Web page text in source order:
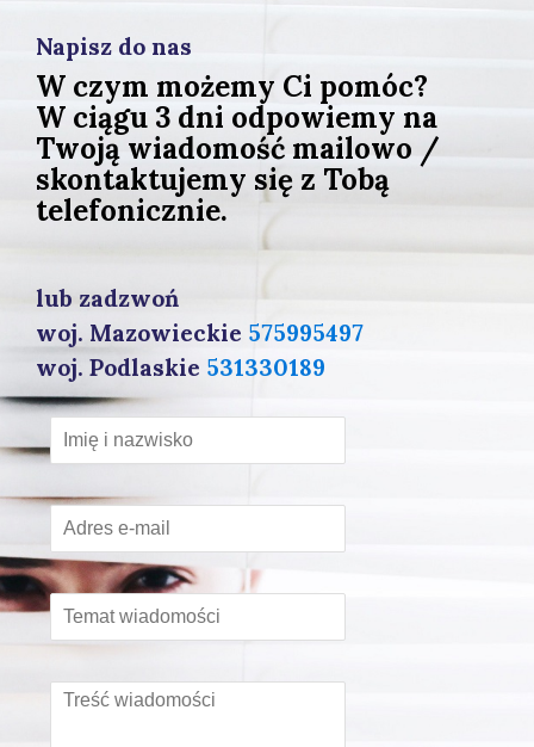
Napisz do nas
W czym możemy Ci pomóc?
W ciągu 3 dni odpowiemy na
Twoją wiadomość mailowo /
skontaktujemy się z Tobą
telefonicznie.
lub zadzwoń
woj. Mazowieckie 575995497
woj. Podlaskie 531330189